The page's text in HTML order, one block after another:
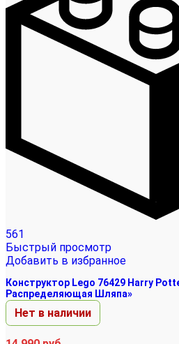
561
Быстрый просмотр
Добавить в избранное
Конструктор Lego 76429 Harry
Распределяющая Шляпа»
Нет в наличии